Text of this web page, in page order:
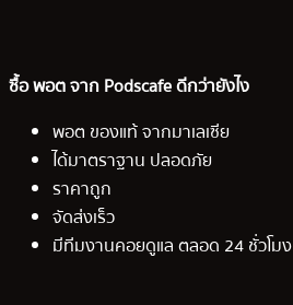
ซื้อ พอต จาก Podscafe ดีกว่ายังไง
พอต ของแท้ จากมาเลเซีย
ได้มาตราฐาน ปลอดภัย
ราคาถูก
จัดส่งเร็ว
มีทีมงานคอยดูแล ตลอด 24 ชั่วโมง